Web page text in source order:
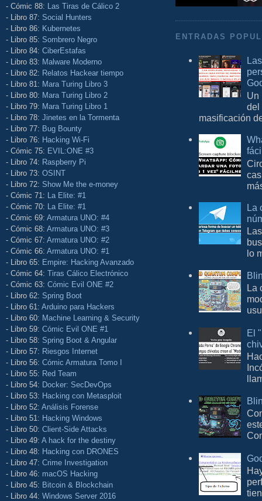
- Cómic 88: Las Tiras de Cálico 2
- Libro 87: Social Hunters
- Libro 86: Kubernetes
- Libro 85: Sombrero Negro
- Libro 84: CiberEstafas
- Libro 83: Malware Moderno
- Libro 82: Relatos Hackear tiempo
- Libro 81: Mara Turing Libro 3
- Libro 80: Mara Turing Libro 2
- Libro 79: Mara Turing Libro 1
- Libro 78: Jinetes en la Tormenta
- Libro 77: Bug Bounty
- Libro 76: Hacking Wi-Fi
- Cómic 75: EVIL:ONE #3
- Libro 74: Raspberry Pi
- Libro 73: OSINT
- Libro 72: Show Me the e-money
- Cómic 71: La Elite: #1
- Cómic 70: La Elite: #1
- Cómic 69: Armatura UNO: #4
- Cómic 68: Armatura UNO: #3
- Cómic 67: Armatura UNO: #2
- Cómic 66: Armatura UNO: #1
- Libro 65: Empire: Hacking Avanzado
- Cómic 64: Tiras Cálico Electrónico
- Cómic 63: Cómic Evil ONE #2
- Libro 62: Spring Boot
- Libro 61: Arduino para Hackers
- Libro 60: Machine Learning & Security
- Libro 59: Cómic Evil ONE #1
- Libro 58: Spring Boot & Angular
- Libro 57: Riesgos Internet
- Libro 56: Cómic Armatura Tomo I
- Libro 55: Red Team
- Libro 54: Docker: SecDevOps
- Libro 53: Hacking con Metasploit
- Libro 52: Análisis Forense
- Libro 51: Hacking Windows
- Libro 50: Client-Side Attacks
- Libro 49: A hack for the destiny
- Libro 48: Hacking con DRONES
- Libro 47: Crime Investigation
- Libro 46: macOS Hacking
- Libro 45: Bitcoin & Blockchain
- Libro 44: Windows Server 2016
ENTRADAS
Un
del
masificación
La
lo
La
El